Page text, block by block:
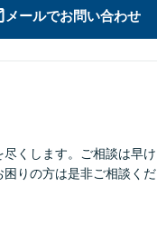
メールでお問い合わせ
くします。ご相談は早け
りの方は是非ご相談くだ